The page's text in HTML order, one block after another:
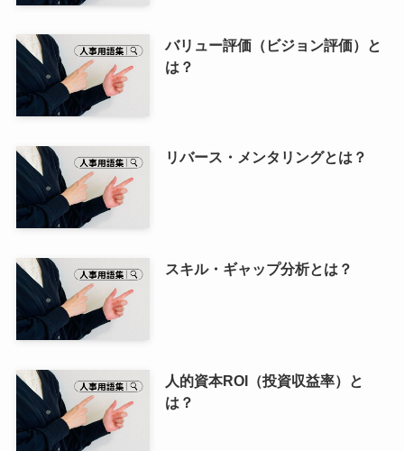
バリュー評価（ビジョン評価）と
は？
リバース・メンタリングとは？
スキル・ギャップ分析とは？
人的資本ROI（投資収益率）と
は？